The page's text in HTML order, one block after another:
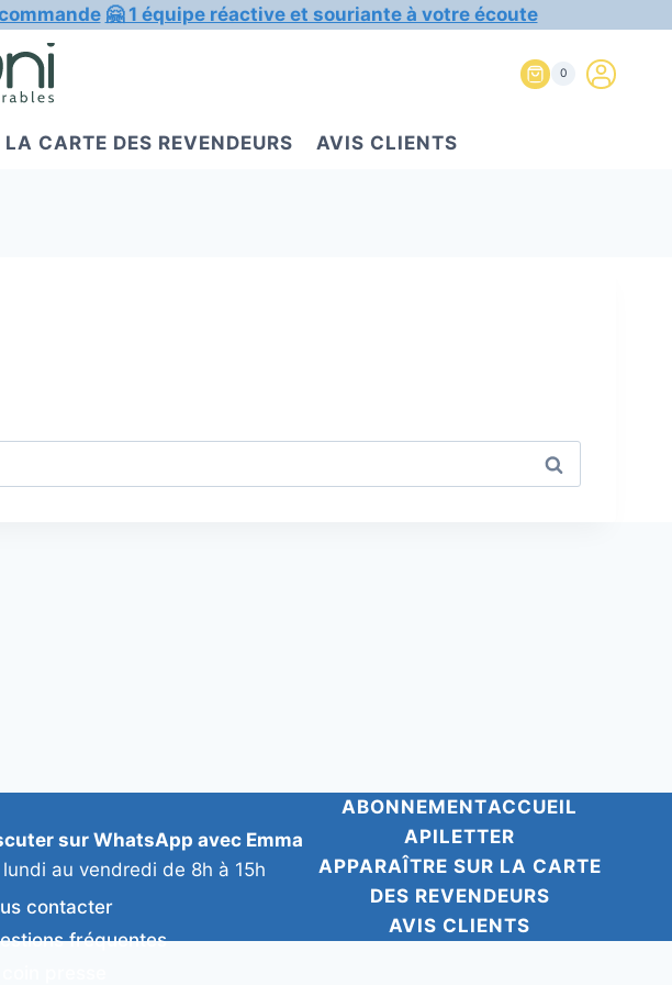
🤗 1 équipe réactive et souriante à votre écoute
0
CARTE DES REVENDEURS AVIS CLIENTS
sur WhatsApp avec Emma
au vendredi de 8h à 15h
contacter
fréquentes
ABONNEMENTACCUEIL
APILETTER
APPARAÎTRE SUR LA CARTE
DES REVENDEURS
AVIS CLIENTS